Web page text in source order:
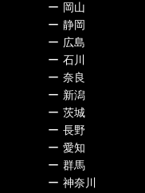
ー 岡山
ー 静岡
ー 広島
ー 石川
ー 奈良
ー 新潟
ー 茨城
ー 長野
ー 愛知
ー 群馬
ー 神奈川